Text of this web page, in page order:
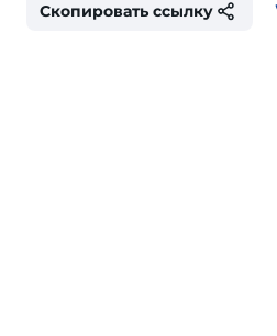
Скопировать ссылку